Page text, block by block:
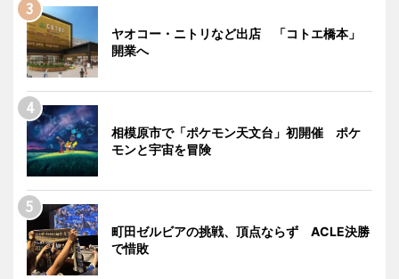
ヤオコー・ニトリなど出店 「コトエ橋本」
開業へ
相模原市で「ポケモン天文台」初開催 ポケ
モンと宇宙を冒険
町田ゼルビアの挑戦、頂点ならず ACLE決勝
で惜敗